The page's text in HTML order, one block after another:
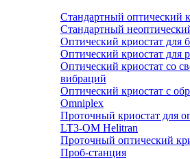
Стандартный оптический
Стандартный
Оптический криостат для
Оптический криостат для
Оптический криостат со
вибраций
Оптический криостат с
Omniplex
Проточный криостат для
LT3-OM Helitran
Проточный оптический
Проб-станция